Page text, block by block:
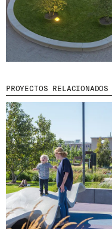
PROYECTOS RELACIONADOS
© 2026 ESCOFET 1886 S.A.